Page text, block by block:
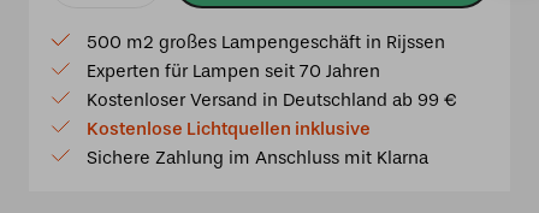
31cm
Dragonfly
Blau
Menge
500 m2 großes Lampengeschäft in Rijssen
Experten für Lampen seit 70 Jahren
Kostenloser Versand in Deutschland ab 99 €
Kostenlose Lichtquellen inklusive
Sichere Zahlung im Anschluss mit Klarna